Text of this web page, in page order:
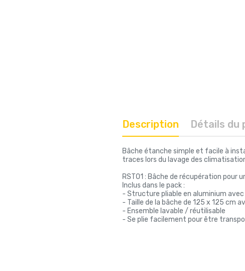
Description Détails du
Bâche étanche simple et facile à
traces lors du lavage des
RSTO1 : Bâche de récupération pour
Inclus dans le pack :
- Structure pliable en aluminium
- Taille de la bâche de 125 x 125 cm
- Ensemble lavable / réutilisable
- Se plie facilement pour être